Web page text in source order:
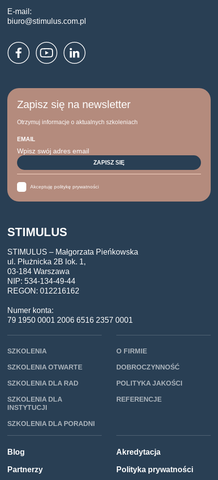
E-mail:
biuro@stimulus.com.pl
Zapisz się na newsletter
Otrzymuj informacje o aktualnych szkoleniach
EMAIL
Akceptuję politykę prywatności
STIMULUS
STIMULUS – Małgorzata Pieńkowska
ul. Płużnicka 2B lok. 1,
03-184 Warszawa
NIP: 534-134-49-44
REGON: 012216162
Numer konta:
79 1950 0001 2006 6516 2357 0001
SZKOLENIA
SZKOLENIA OTWARTE
SZKOLENIA DLA RAD
SZKOLENIA DLA
INSTYTUCJI
SZKOLENIA DLA PORADNI
O FIRMIE
DOBROCZYNNOŚĆ
POLITYKA JAKOŚCI
REFERENCJE
Blog
Partnerzy
Akredytacja
Polityka prywatności